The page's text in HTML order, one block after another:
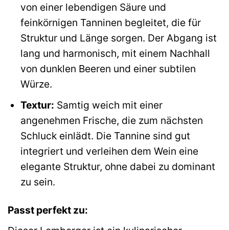
von einer lebendigen Säure und
feinkörnigen Tanninen begleitet, die für
Struktur und Länge sorgen. Der Abgang ist
lang und harmonisch, mit einem Nachhall
von dunklen Beeren und einer subtilen
Würze.
Textur: Samtig weich mit einer
angenehmen Frische, die zum nächsten
Schluck einlädt. Die Tannine sind gut
integriert und verleihen dem Wein eine
elegante Struktur, ohne dabei zu dominant
zu sein.
Passt perfekt zu: